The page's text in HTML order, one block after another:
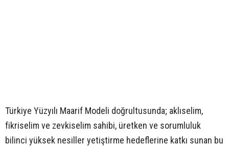
Türkiye Yüzyılı Maarif Modeli doğrultusunda; aklıselim,
fikriselim ve zevkiselim sahibi, üretken ve sorumluluk
bilinci yüksek nesiller yetiştirme hedeflerine katkı sunan bu